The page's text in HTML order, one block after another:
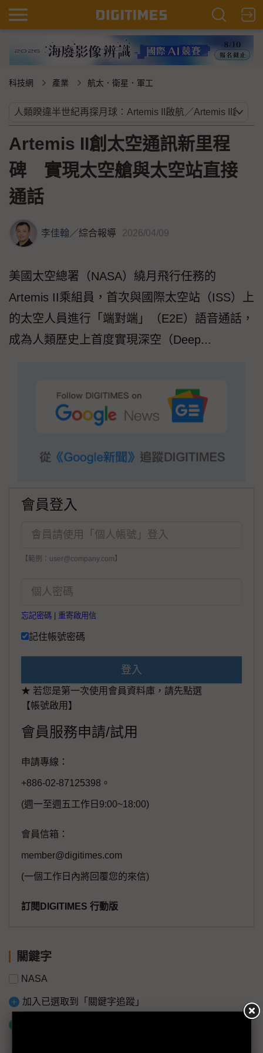
科技網 產業 航太．衛星．軍工
Artemis II創太空通訊新里程
碑 實現太空艙與太空站直接
通話
李佳翰／綜合報導 2026/04/09
美國太空總署（NASA）繞月飛行任務的
Artemis II乘組員，首次與國際太空站（ISS）上
的太空人員進行「端對端」（E2E）語音通話，
成為人類歷史上首度實現深空（Deep...
會員登入
【範例：user@company.com】
忘記密碼 重寄啟用信
記住帳號密碼
登入
★ 若您是第一次使用會員資料庫，請先點選
【帳號啟用】
會員服務申請/試用
申請專線：
+886-02-87125398。
(週一至週五工作日9:00~18:00)
會員信箱：
member@digitimes.com
(一個工作日內將回覆您的來信)
訂閱DIGITIMES 行動版
關鍵字
NASA
加入已選取到「關鍵字追蹤」